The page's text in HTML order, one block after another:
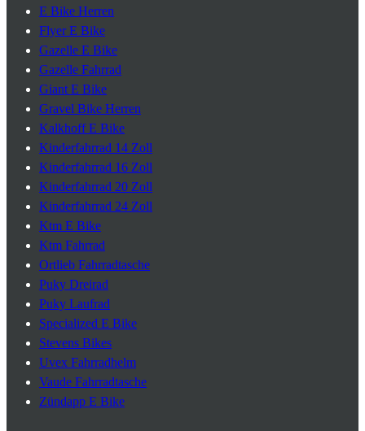
E Bike Herren
Flyer E Bike
Gazelle E Bike
Gazelle Fahrrad
Giant E Bike
Gravel Bike Herren
Kalkhoff E Bike
Kinderfahrrad 14 Zoll
Kinderfahrrad 16 Zoll
Kinderfahrrad 20 Zoll
Kinderfahrrad 24 Zoll
Ktm E Bike
Ktm Fahrrad
Ortlieb Fahrradtasche
Puky Dreirad
Puky Laufrad
Specialized E Bike
Stevens Bikes
Uvex Fahrradhelm
Vaude Fahrradtasche
Zündapp E Bike